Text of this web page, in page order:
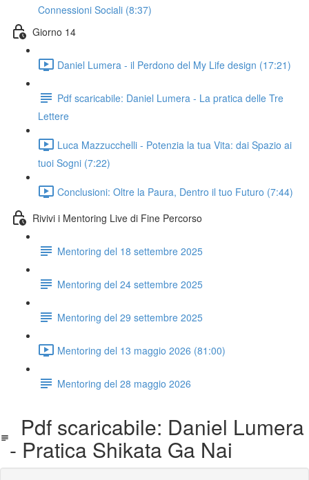
Connessioni Sociali (8:37)
Giorno 14
Daniel Lumera - il Perdono del My Life design (17:21)
Pdf scaricabile: Daniel Lumera - La pratica delle Tre
Lettere
Luca Mazzucchelli - Potenzia la tua Vita: dai Spazio ai
tuoi Sogni (7:22)
Conclusioni: Oltre la Paura, Dentro il tuo Futuro (7:44)
Rivivi i Mentoring Live di Fine Percorso
Mentoring del 18 settembre 2025
Mentoring del 24 settembre 2025
Mentoring del 29 settembre 2025
Mentoring del 13 maggio 2026 (81:00)
Mentoring del 28 maggio 2026
Pdf scaricabile: Daniel Lumera
- Pratica Shikata Ga Nai